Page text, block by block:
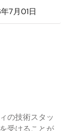
7月01日
の技術スタッ
受けることが